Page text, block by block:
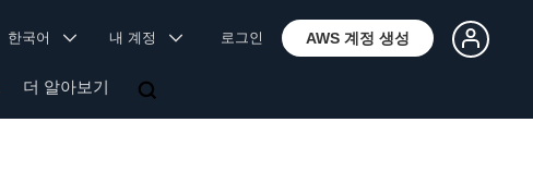
한국어 내 계정 로그인 AWS 계정 생성
더 알아보기